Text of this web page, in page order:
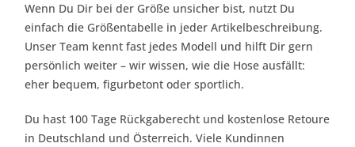
Wenn Du Dir bei der Größe unsicher bist, nutzt Du
einfach die Größentabelle in jeder Artikelbeschreibung.
Unser Team kennt fast jedes Modell und hilft Dir gern
persönlich weiter – wir wissen, wie die Hose ausfällt:
eher bequem, figurbetont oder sportlich.
Du hast 100 Tage Rückgaberecht und kostenlose Retoure
in Deutschland und Österreich. Viele Kundinnen